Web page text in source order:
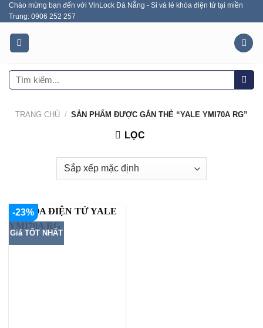
Skip
to
content
Chào mừng bạn đến với VinLock Đà Nẵng - Sỉ và lẻ khóa điện tử tại miền
Trung: 0906 252 257
Tìm
kiếm:
TRANG CHỦ / SẢN PHẨM ĐƯỢC GẮN THẺ “YALE YMI70A RG”
LỌC
-23%
Giá TỐT NHẤT